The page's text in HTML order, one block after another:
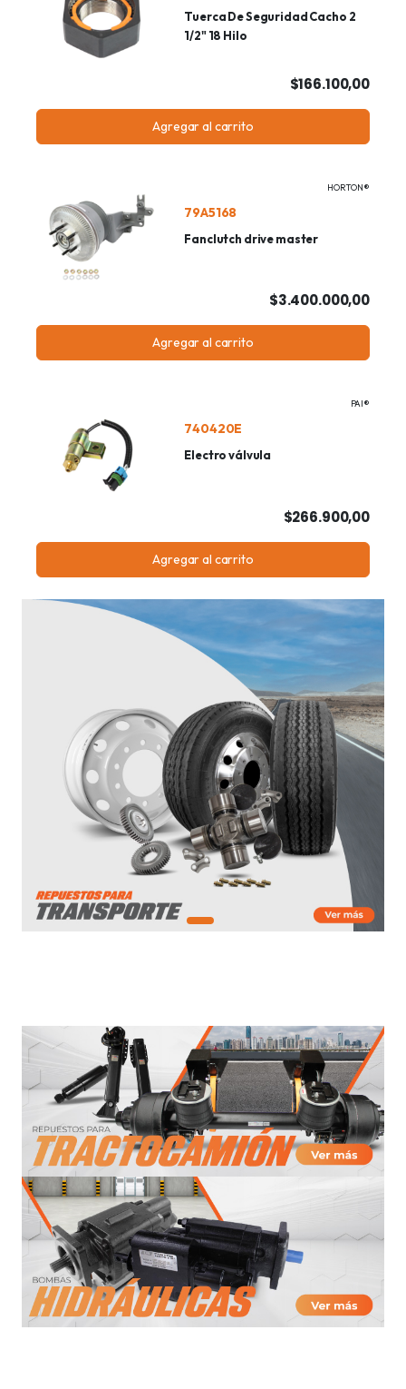
Tuerca De Seguridad Cacho 2
1/2" 18 Hilo
$166.100,00
Agregar al carrito
HORTON®
79A5168
Fanclutch drive master
$3.400.000,00
Agregar al carrito
PAI®
740420E
Electro válvula
$266.900,00
Agregar al carrito